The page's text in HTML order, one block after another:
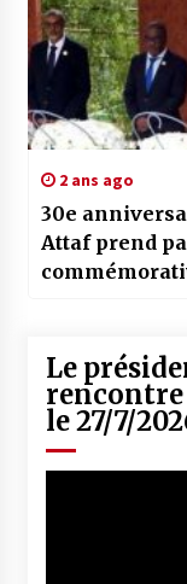
2 ans ago
30e
Attaf prend
Le
le 27/7/